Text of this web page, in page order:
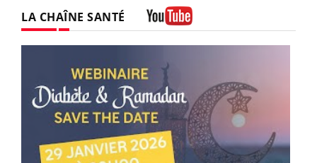
LA CHAÎNE SANTÉ